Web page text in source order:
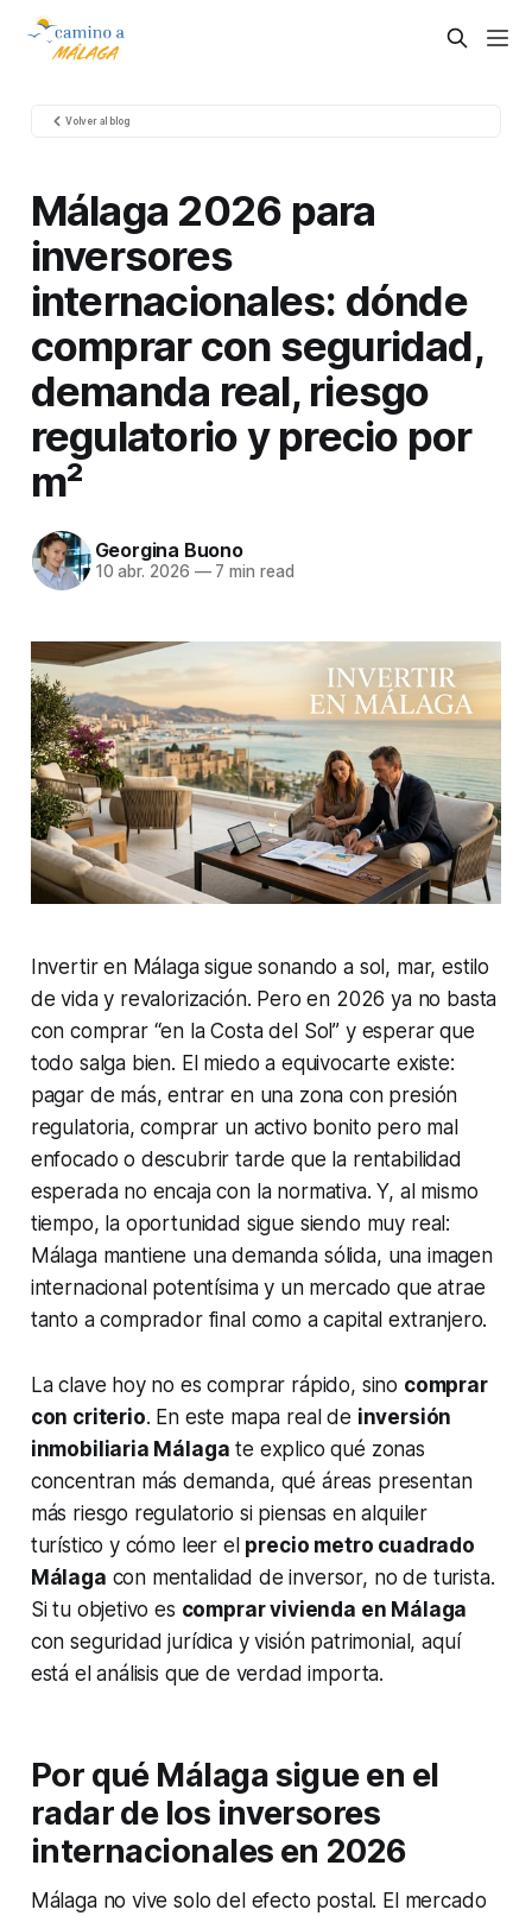
Volver al blog
Málaga 2026 para
inversores
internacionales: dónde
comprar con seguridad,
demanda real, riesgo
regulatorio y precio por
m²
Georgina Buono
10 abr. 2026 —7 min read
Invertir en Málaga sigue sonando a sol, mar, estilo
de vida y revalorización. Pero en 2026 ya no basta
con comprar “en la Costa del Sol” y esperar que
todo salga bien. El miedo a equivocarte existe:
pagar de más, entrar en una zona con presión
regulatoria, comprar un activo bonito pero mal
enfocado o descubrir tarde que la rentabilidad
esperada no encaja con la normativa. Y, al mismo
tiempo, la oportunidad sigue siendo muy real:
Málaga mantiene una demanda sólida, una imagen
internacional potentísima y un mercado que atrae
tanto a comprador final como a capital extranjero.
La clave hoy no es comprar rápido, sino comprar
con criterio. En este mapa real de inversión
inmobiliaria Málaga te explico qué zonas
concentran más demanda, qué áreas presentan
más riesgo regulatorio si piensas en alquiler
turístico y cómo leer el precio metro cuadrado
Málaga con mentalidad de inversor, no de turista.
Si tu objetivo es comprar vivienda en Málaga
con seguridad jurídica y visión patrimonial, aquí
está el análisis que de verdad importa.
Por qué Málaga sigue en el
radar de los inversores
internacionales en 2026
Málaga no vive solo del efecto postal. El mercado